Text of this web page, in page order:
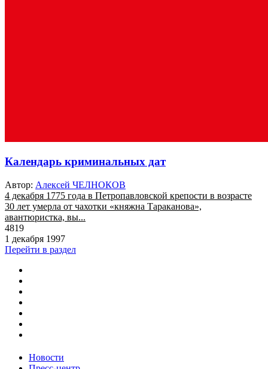
Календарь криминальных дат
Автор: Алексей ЧЕЛНОКОВ
4 декабря 1775 года в Петропавловской крепости в возрасте
30 лет умерла от чахотки «княжна Тараканова»,
авантюристка, вы...
4819
1 декабря 1997
Перейти в раздел
Новости